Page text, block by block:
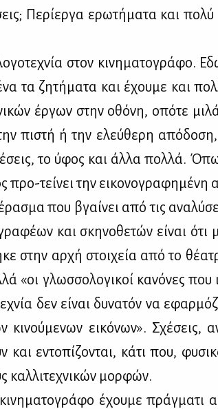
Πε­ρί­ερ­γα ερω­τή­μα­τα και
στον κι­νη­μα­το­γρά­φο.
τα ζη­τή­μα­τα και έχου­με και
έρ­γων στην οθό­νη, οπό­τε
πι­στή ή την ελεύ­θε­ρη
το ύφος και άλ­λα πολ­λά.
προ-τεί­νει την ει­κο­νο­γρα­φη­μέ­νη
που βγαί­νει από τις
και σκη­νο­θε­τών εί­ναι ότι
στην αρ­χή στοι­χεία από το
«οι γλωσ­σο­λο­γι­κοί κα­νό­νες που
δεν εί­ναι δυ­να­τόν να
κι­νού­με­νων ει­κό­νων». Σχέ­σεις,
και εντο­πί­ζο­νται, κά­τι που,
καλ­λι­τε­χνι­κών μορ­φών.
έχου­με πράγ­μα­τι